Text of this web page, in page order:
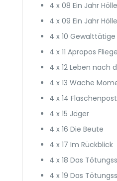
4 x 08 Ein Jahr
4 x 09 Ein Jahr
4 x 10
4 x 11 Apropos
4 x 12 Leben nach
4 x 13 Wache
4 x 14 Flaschenpost
4 x 15 Jäger
4 x 16 Die Beute
4 x 17 Im Rückblick
4 x 18 Das
4 x 19 Das